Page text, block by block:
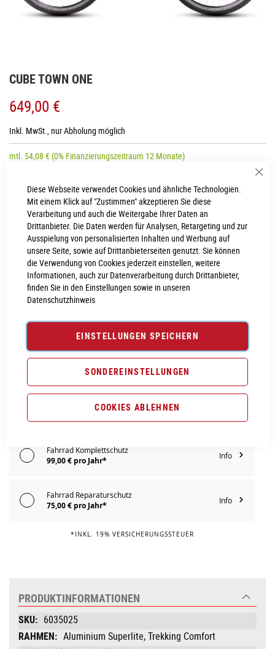
Diese Webseite verwendet Cookies und ähnliche Technologien.
Mit einem Klick auf "Zustimmen" akzeptieren Sie diese
Verarbeitung und auch die Weitergabe Ihrer Daten an
Drittanbieter. Die Daten werden für Analysen, Retargeting und zur
Ausspielung von personalisierten Inhalten und Werbung auf
unsere Seite, sowie auf Drittanbieterseiten genutzt. Sie können
die Verwendung von Cookies jederzeit einstellen, weitere
Informationen, auch zur Datenverarbeitung durch Drittanbieter,
finden Sie in den Einstellungen sowie in unseren
Datenschutzhinweis
EINSTELLUNGEN SPEICHERN
SONDEREINSTELLUNGEN
COOKIES ABLEHNEN
Anfang
Bildgalerie
CUBE TOWN ONE
649,00 €
Inkl. MwSt., nur Abholung möglich
mtl. 54,08 €(0% Finanzierungszeitraum 12 Monate)
RAHMENHÖHE
Easy Entry 45 cm Easy Entry 53 cm
Easy Entry 49 cm
IN DEN WARENKORB
PROBEFAHRT VEREINBAREN
hinzufügen|ansehen
Produktanfrage stellen
Extra Schutz? Jetzt Tarife entdecken!
Fahrrad Komplettschutz
99,00 € pro Jahr*
Info
Fahrrad Reparaturschutz
75,00 € pro Jahr*
Info
*INKL. 19% VERSICHERUNGSSTEUER
PRODUKTINFORMATIONEN
Produktinformationen
6035025
Aluminium Superlite, Trekking Comfort